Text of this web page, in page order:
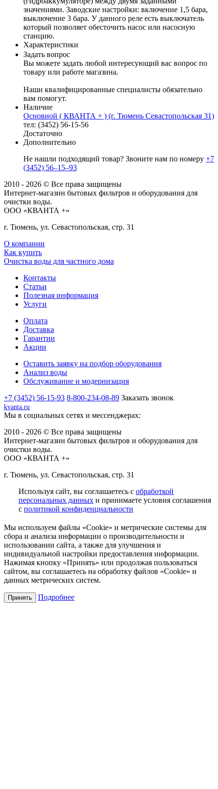
значениями. Заводские настройки: включение 1,5 бара,
выключение 3 бара. У данного реле есть выключатель
который позволяет обесточить насос или насосную
станцию.
Характеристики
Задать вопрос
Вы можете задать любой интересующий вас вопрос по
товару или работе магазина.
Наши квалифицированные специалисты обязательно
вам помогут.
Наличие
Основной ( КВАНТА + ) (г. Тюмень Севастопольская 31)
тел: (3452) 56-15-56
Достаточно
Дополнительно
Не нашли подходящий товар? Звоните нам по номеру +7
(3452) 56‒15‒93
2010 - 2026 © Все права защищены
Интернет-магазин бытовых фильтров и оборудования для
очистки воды.
ООО «КВАНТА +»
г. Тюмень, ул. Севастопольская, стр. 31
О компании
Как купить
Очистка воды для частного дома
Контакты
Статьи
Полезная информация
Услуги
Оплата
Доставка
Гарантии
Акции
Оставить заявку на подбор оборудования
Анализ воды
Обслуживание и модернизация
+7 (3452) 56-15-93 8-800-234-08-89 Заказать звонок
kvanta.ru
Мы в социальных сетях и мессенджерах:
2010 - 2026 © Все права защищены
Интернет-магазин бытовых фильтров и оборудования для
очистки воды.
ООО «КВАНТА +»
г. Тюмень, ул. Севастопольская, стр. 31
Используя сайт, вы соглашаетесь с обработкой
персональных данных и принимаете условия соглашения
с политикой конфиденциальности
Мы используем файлы «Cookie» и метрические системы для
сбора и анализа информации о производительности и
использовании сайта, а также для улучшения и
индивидуальной настройки предоставления информации.
Нажимая кнопку «Принять» или продолжая пользоваться
сайтом, вы соглашаетесь на обработку файлов «Cookie» и
данных метрических систем.
Принять Подробнее